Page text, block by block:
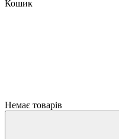
Кошик
Немає товарів